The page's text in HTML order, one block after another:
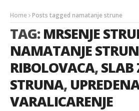
Home Posts tagged namatanje strune
TAG:MRSENJE
NAMATANJE
RIBOLOVACA,SLAB
STRUNA,
VARALICARENJE